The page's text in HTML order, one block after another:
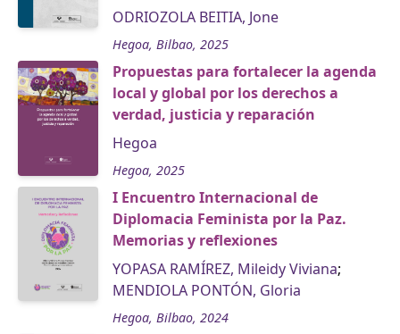
ODRIOZOLA BEITIA, Jone
Hegoa, Bilbao, 2025
Propuestas para fortalecer la agenda
local y global por los derechos a
verdad, justicia y reparación
Hegoa
Hegoa, 2025
I Encuentro Internacional de
Diplomacia Feminista por la Paz.
Memorias y reflexiones
YOPASA RAMÍREZ, Mileidy Viviana;
MENDIOLA PONTÓN, Gloria
Hegoa, Bilbao, 2024